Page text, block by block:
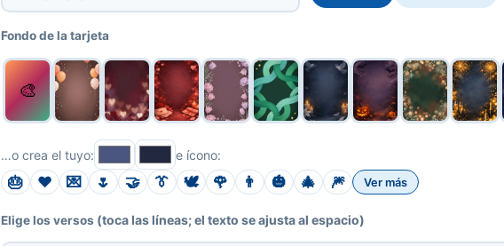
Fondo de la tarjeta
🎨
…o crea el tuyo: e ícono:
🎂 ❤️ 💌 🌷 🤝 👔 🕊️ 🌹 👨 🎃 🎄 🎆 Ver más
Elige los versos (toca las líneas; el texto se ajusta al espacio)